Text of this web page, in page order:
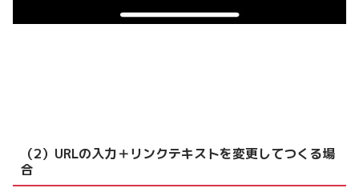
（2）URLの入力＋リンクテキストを変更してつくる場
合